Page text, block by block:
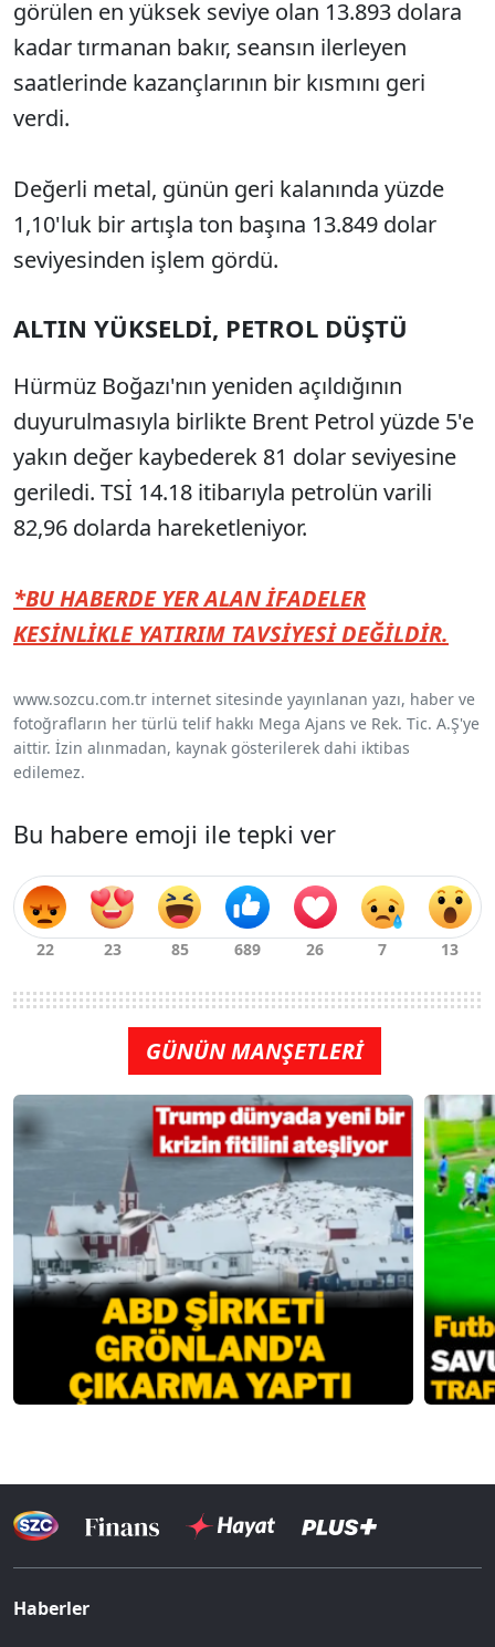
görülen en yüksek seviye olan 13.893 dolara
kadar tırmanan bakır, seansın ilerleyen
saatlerinde kazançlarının bir kısmını geri
verdi.
Değerli metal, günün geri kalanında yüzde
1,10'luk bir artışla ton başına 13.849 dolar
seviyesinden işlem gördü.
ALTIN YÜKSELDİ, PETROL DÜŞTÜ
Hürmüz Boğazı'nın yeniden açıldığının
duyurulmasıyla birlikte Brent Petrol yüzde 5'e
yakın değer kaybederek 81 dolar seviyesine
geriledi. TSİ 14.18 itibarıyla petrolün varili
82,96 dolarda hareketleniyor.
*BU HABERDE YER ALAN İFADELER
KESİNLİKLE YATIRIM TAVSİYESİ DEĞİLDİR.
www.sozcu.com.tr internet sitesinde yayınlanan yazı, haber ve
fotoğrafların her türlü telif hakkı Mega Ajans ve Rek. Tic. A.Ş'ye
aittir. İzin alınmadan, kaynak gösterilerek dahi iktibas
edilemez.
Bu habere emoji ile tepki ver
GÜNÜN MANŞETLERİ
Haberler